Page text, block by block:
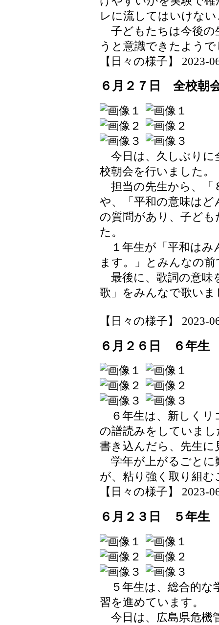
レに流してはいけな
子どもたちは今後の
うと意識できたよう
【日々の様子】 2023-
６月２７日 全校朝
今日は、久しぶりに
校朝会を行いました。
担当の先生から、「
や、「平和の意味は
の質問があり、子ど
た。
１年生が「平和はみ
ます。」とみんなの
最後に、歌詞の意味
歌」をみんなで歌いま
【日々の様子】 2023-
６月２６日 ６年生
６年生は、新しくリ
の譜読みをしていま
書き込んだら、先生
学年が上がるごとに
が、粘り強く取り組
【日々の様子】 2023-
６月２３日 ５年生
５年生は、総合的な
習を進めています。
今日は、広島県危機